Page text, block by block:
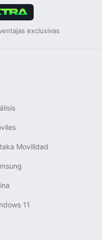
exclusivas
Movilidad
11